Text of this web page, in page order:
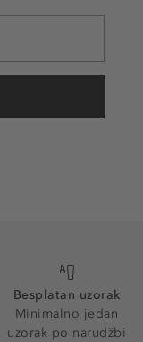
Besplatan uzorak
Minimalno jedan
uzorak po narudžbi